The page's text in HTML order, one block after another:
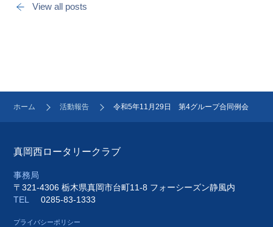
View all posts
ホーム 活動報告 令和5年11月29日 第4グループ合同例会
真岡西ロータリークラブ
事務局
〒321-4306 栃木県真岡市台町11-8 フォーシーズン静風内
TEL
0285-83-1333
プライバシーポリシー